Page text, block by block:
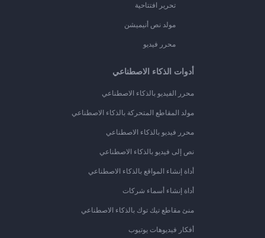
تحرير افتتاحية
مولد نص أنيميشن
محرر فيديو
أدوات الذكاء الاصطناعي
محرر الفيديو بالذكاء الاصطناعي
مولد المقاطع المتحركة بالذكاء الاصطناعي
محرر فيديو بالذكاء الاصطناعي
نص إلى فيديو بالذكاء الاصطناعي
أداة إنشاء المواقع بالذكاء الاصطناعي
أداة إنشاء أسماء شركات
منئ مقاطع تيك توك بالذكاء الاصطناعي
أفكار فيديوهات يوتيوب